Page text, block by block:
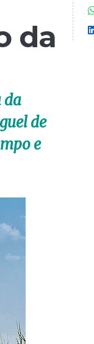
da
da
de
e